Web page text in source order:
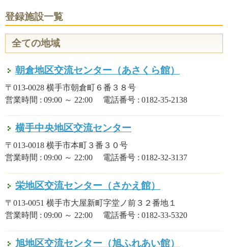
登録施設一覧
全ての地域
朝倉地区交流センター（あさくら館）
〒013-0028 横手市朝倉町６番３８号
営業時間 : 09:00 ～ 22:00 電話番号 : 0182-35-2138
横手中央地区交流センター
〒013-0018 横手市本町３番３０号
営業時間 : 09:00 ～ 22:00 電話番号 : 0182-32-3137
栄地区交流センター（さかえ館）
〒013-0051 横手市大屋新町字堂ノ前３２番地１
営業時間 : 09:00 ～ 22:00 電話番号 : 0182-33-5320
旭地区交流センター（旭ふれあい館）